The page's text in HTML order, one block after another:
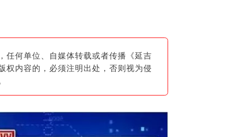
何单位、自媒体转载或者传播《延吉
权内容的，必须注明出处，否则视为侵